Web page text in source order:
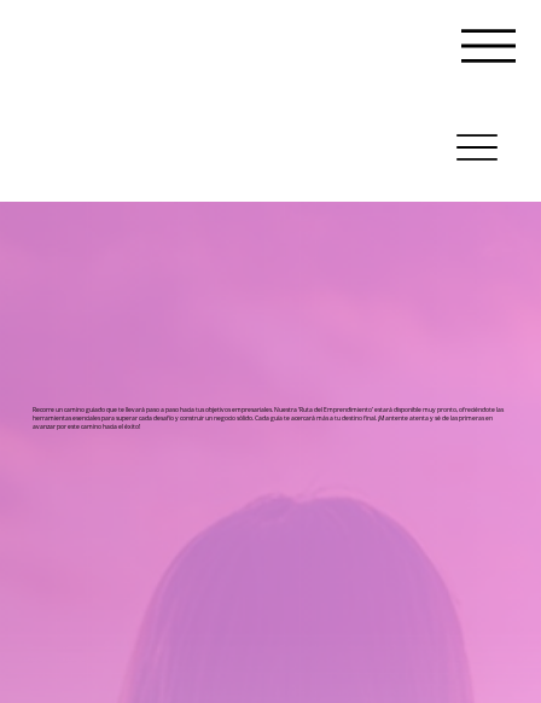
Recorre un camino guiado que te llevará paso a paso hacia tus objetivos empresariales. Nuestra ‘Ruta del Emprendimiento’ estará disponible muy pronto, ofreciéndote las
herramientas esenciales para superar cada desafío y construir un negocio sólido. Cada guía te acercará más a tu destino final. ¡Mantente atenta y sé de las primeras en
avanzar por este camino hacia el éxito!